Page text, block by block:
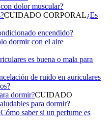
dolor muscular?
CUIDADO CORPORAL¿Es
dormir con el aire
de ruido en auriculares
CUIDADO
para dormir?